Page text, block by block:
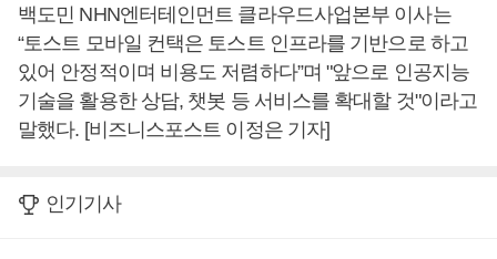
백도민 NHN엔터테인먼트 클라우드사업본부 이사는
“토스트 모바일 컨택은 토스트 인프라를 기반으로 하고
있어 안정적이며 비용도 저렴하다”며 "앞으로 인공지능
기술을 활용한 상담, 챗봇 등 서비스를 확대할 것"이라고
말했다. [비즈니스포스트 이정은 기자]
인기기사